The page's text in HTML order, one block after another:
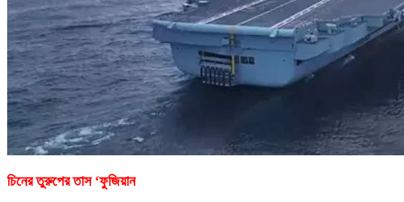
চিনের তুরুপের তাস ‘ফুজিয়ান